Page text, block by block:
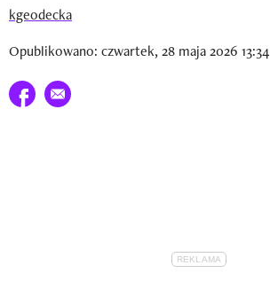
kgeodecka
Opublikowano: czwartek, 28 maja 2026 13:34
Udostępnij na facebook
E-mail do przyjaciela